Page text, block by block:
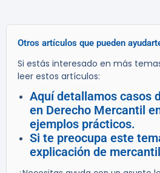
Otros artículos que pueden
Si estás interesado en más
leer estos artículos:
Aquí detallamos casos
en Derecho Mercantil
ejemplos prácticos.
Si te preocupa este
explicación de